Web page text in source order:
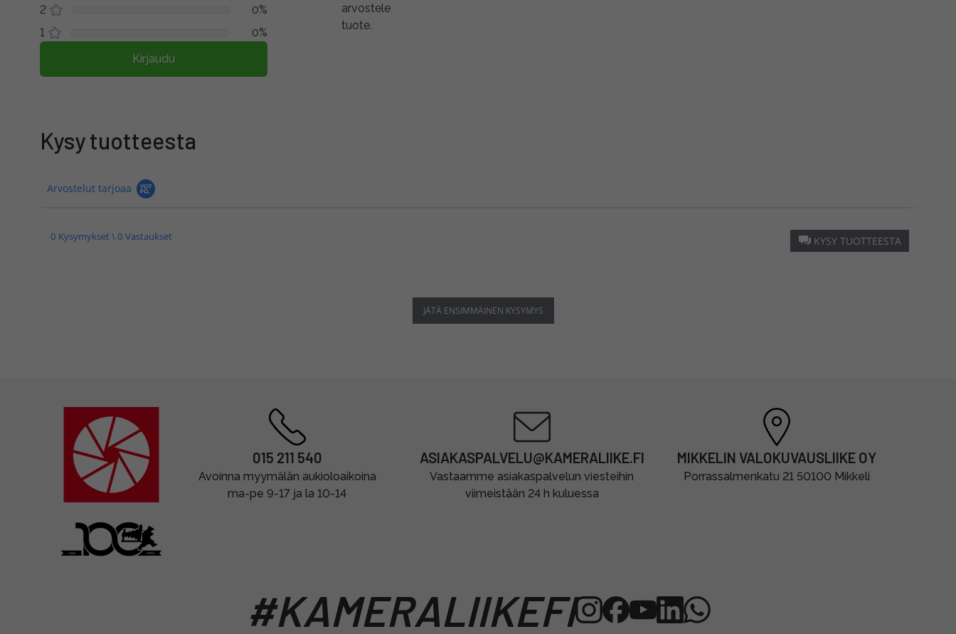
2
0%
1
0%
Kirjaudu
arvostele
tuote.
Kysy tuotteesta
Arvostelut tarjoaa
0 Kysymykset \ 0 Vastaukset KYSY TUOTTEESTA
JÄTÄ ENSIMMÄINEN KYSYMYS
015 211 540
Avoinna myymälän aukioloaikoina
ma-pe 9-17 ja la 10-14
ASIAKASPALVELU@KAMERALIIKE.FI
Vastaamme asiakaspalvelun viesteihin
viimeistään 24 h kuluessa
MIKKELIN VALOKUVAUSLIIKE OY
Porrassalmenkatu 21 50100 Mikkeli
#KAMERALIIKEFI